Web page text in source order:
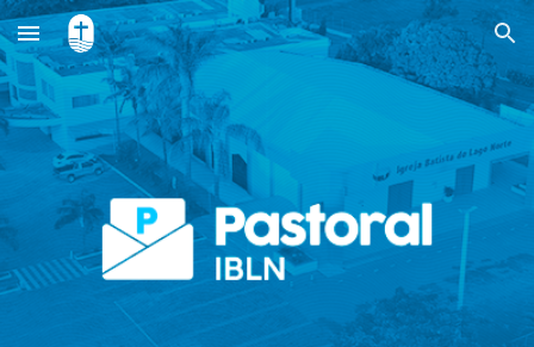
Skip to main content Skip to navigation